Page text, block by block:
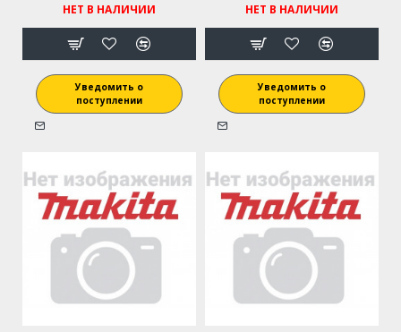
НЕТ В НАЛИЧИИ
Уведомить о
поступлении
НЕТ В НАЛИЧИИ
Уведомить о
поступлении